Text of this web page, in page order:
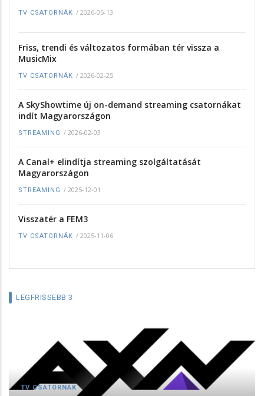
TV CSATORNÁK / 2026-05-13
Friss, trendi és változatos formában tér vissza a
MusicMix
TV CSATORNÁK / 2026-02-25
A SkyShowtime új on-demand streaming csatornákat
indít Magyarországon
STREAMING / 2026-02-03
A Canal+ elindítja streaming szolgáltatását
Magyarországon
STREAMING / 2025-12-01
Visszatér a FEM3
TV CSATORNÁK / 2025-11-06
LEGFRISSEBB 3
TV CSATORNÁK